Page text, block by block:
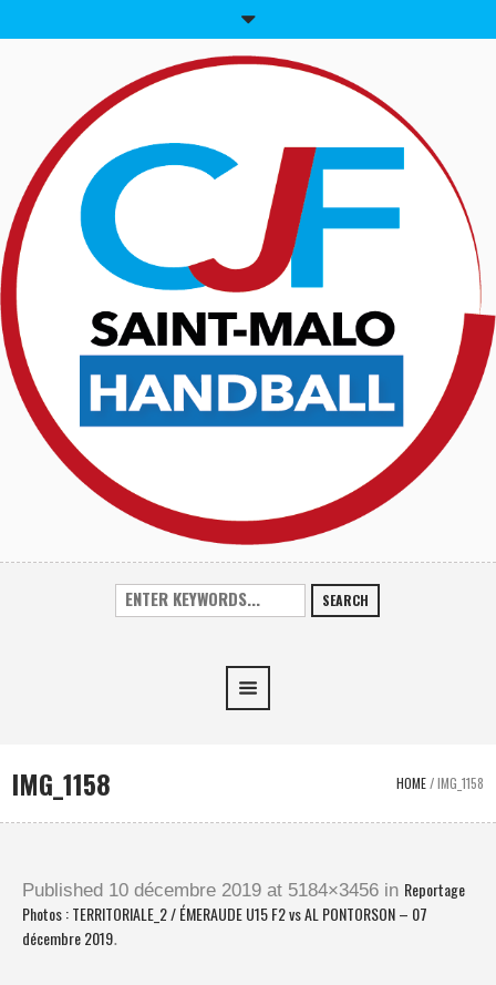
SEARCH
IMG_1158 HOME/IMG_1158
Published 10 décembre 2019 at 5184×3456 in Reportage
Photos : TERRITORIALE_2 / ÉMERAUDE U15 F2 vs AL PONTORSON – 07
décembre 2019.